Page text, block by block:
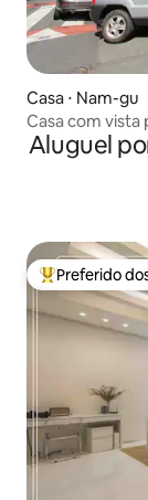
Casa ⋅ Nam-gu
Casa com vista
Aluguel
Entre os
Preferido